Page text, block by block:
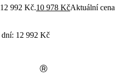
992 Kč.10 978 KčAktuální cena
dní: 12 992 Kč